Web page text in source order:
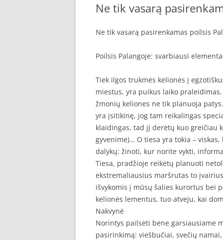
PADANGOS PIGIAU
PERKU PADANGAS
SEO STRAIPSNIU TALPINIMAS
SEO STRAIPSNIU TALPINIMAS
Ne tik vasarą
Ne tik vasarą pasirenkamas poilsis
Poilsis Palangoje: svarbiausi
Tiek ilgos trukmės kelionės į
miestus, yra puikus laiko
žmonių keliones ne tik planuoja
yra įsitikinę, jog tam reikalingas
klaidingas, tad jį derėtų kuo greičiau
gyvenime)… O tiesa yra tokia –
dalykų: žinoti, kur norite vykti,
Tiesa, pradžioje reikėtų planuoti
ekstremaliausius maršrutas to
išvykomis į mūsų šalies kurortus bei
kelionės lementus, tuo atveju, kai
Nakvynė
Norintys pailsėti bene garsiausiame
pasirinkimą: viešbučiai, svečių